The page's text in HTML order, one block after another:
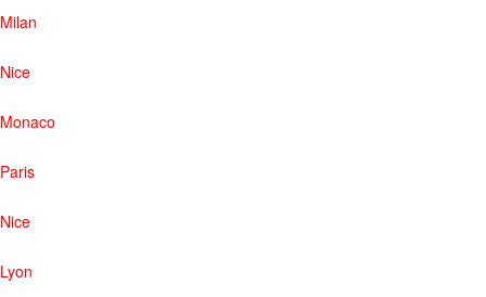
Milan
Nice
Monaco
Paris
Nice
Lyon